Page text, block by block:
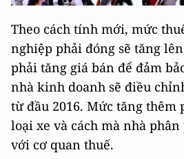
Theo cách tính mới, mức
nghiệp phải đóng sẽ tăng
phải tăng giá bán để đảm
nhà kinh doanh sẽ điều
từ đầu 2016. Mức tăng thêm
loại xe và cách mà nhà
với cơ quan thuế.